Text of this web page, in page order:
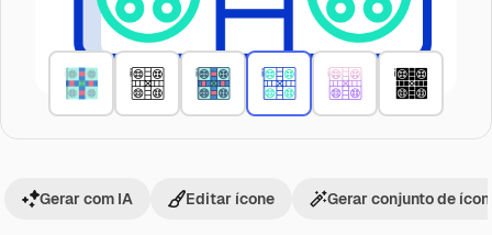
Gerar com IA Editar ícone Gerar conjunto de